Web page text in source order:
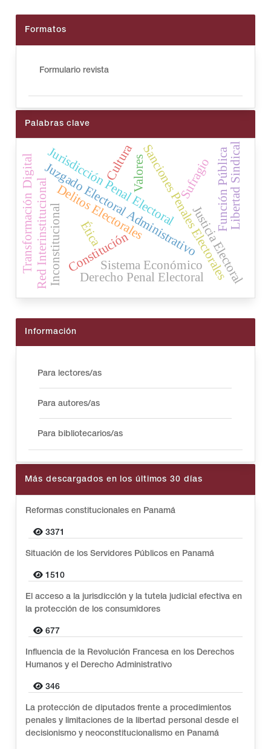
Formatos
Formulario revista
Palabras clave
Constitución
Juzgado Electoral Administrativo
Sanciones Penales Electorales
Jurisdicción Penal Electoral
Derecho Penal Electoral
Delitos Electorales
Sufragio
Justicia Electoral
Red Interinstitucional Función Pública
Ética
Transformación Digital Sistema Económico
Inconstitucional
Libertad Sindical
CulturaValores
Información
Para lectores/as
Para autores/as
Para bibliotecarios/as
Más descargados en los últimos 30 días
Reformas constitucionales en Panamá
3371
Situación de los Servidores Públicos en Panamá
1510
El acceso a la jurisdicción y la tutela judicial efectiva en
la protección de los consumidores
677
Influencia de la Revolución Francesa en los Derechos
Humanos y el Derecho Administrativo
346
La protección de diputados frente a procedimientos
penales y limitaciones de la libertad personal desde el
decisionismo y neoconstitucionalismo en Panamá